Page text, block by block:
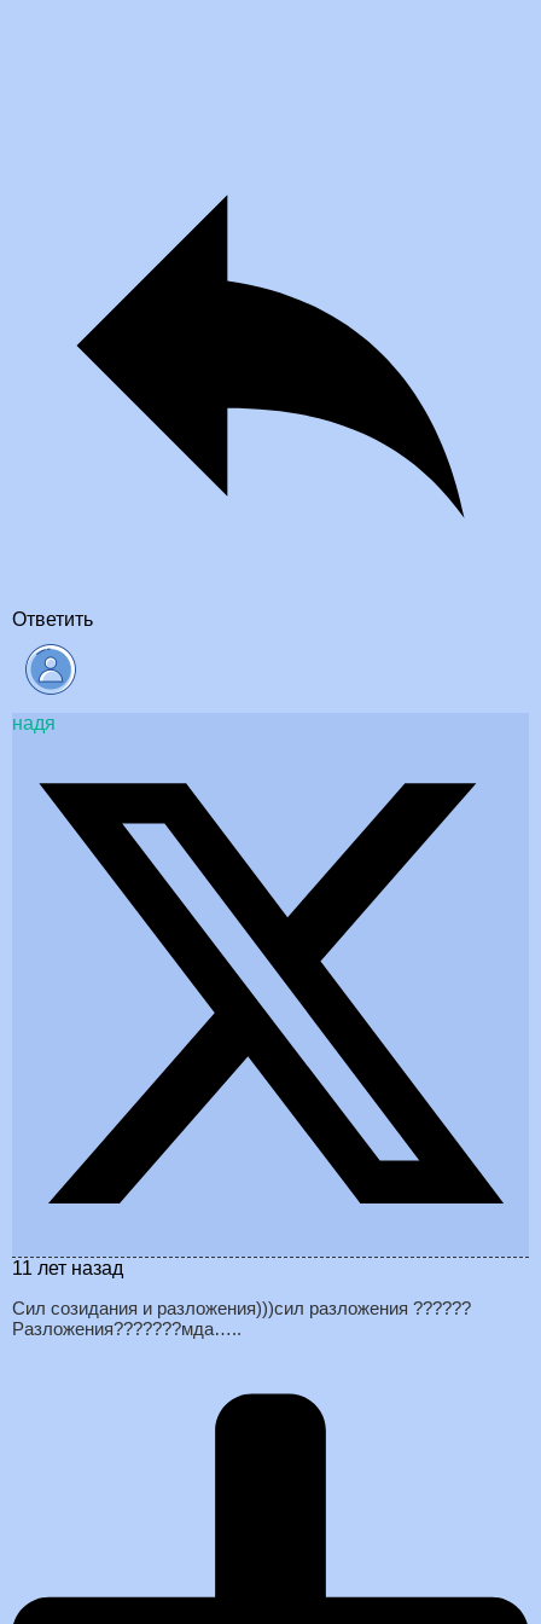
Ответить
надя
11 лет назад
Сил созидания и разложения)))сил разложения ??????
Разложения???????мда…..